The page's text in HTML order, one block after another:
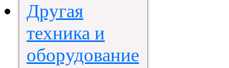
Другая
техника и
оборудование